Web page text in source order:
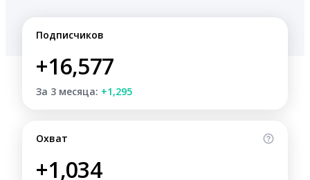
Подписчиков
+16,577
За 3 месяца: +1,295
Охват
+1,034